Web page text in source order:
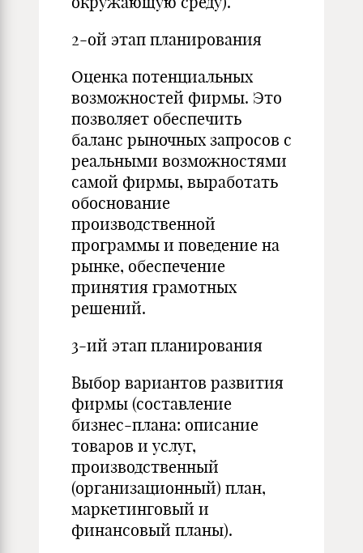
2-ой этап планирования
Оценка потенциальных
возможностей фирмы. Это
позволяет обеспечить
баланс рыночных запросов с
реальными возможностями
самой фирмы, выработать
обоснование
производственной
программы и поведение на
рынке, обеспечение
принятия грамотных
решений.
3-ий этап планирования
Выбор вариантов развития
фирмы (составление
бизнес-плана: описание
товаров и услуг,
производственный
(организационный) план,
маркетинговый и
финансовый планы).